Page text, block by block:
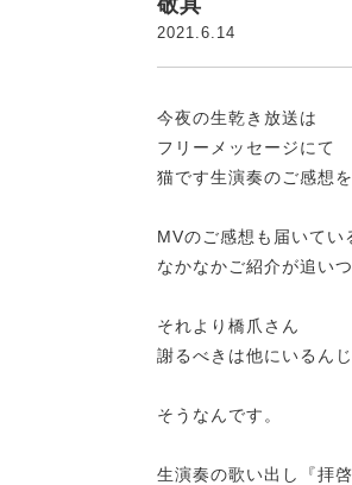
敬具
2021.6.14
今夜の生乾き放送は
フリーメッセージにて
猫です生演奏のご感想
MVのご感想も届いてい
なかなかご紹介が追い
それより橋爪さん
謝るべきは他にいるん
そうなんです。
生演奏の歌い出し『拝